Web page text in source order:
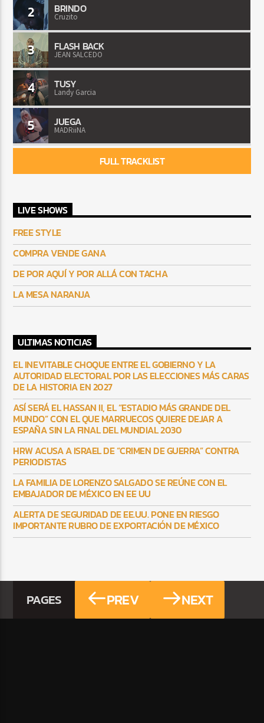
2 BRINDO
Cruzito
3 FLASH BACK
JEAN SALCEDO
4 TUSY
Landy Garcia
5 JUEGA
MADRiiNA
FULL TRACKLIST
LIVE SHOWS
FREE STYLE
COMPRA VENDE GANA
DE POR AQUÍ Y POR ALLÁ CON TACHA
LA MESA NARANJA
ULTIMAS NOTICIAS
EL INEVITABLE CHOQUE ENTRE EL GOBIERNO Y LA
AUTORIDAD ELECTORAL POR LAS ELECCIONES MÁS CARAS
DE LA HISTORIA EN 2027
ASÍ SERÁ EL HASSAN II, EL “ESTADIO MÁS GRANDE DEL
MUNDO” CON EL QUE MARRUECOS QUIERE DEJAR A
ESPAÑA SIN LA FINAL DEL MUNDIAL 2030
HRW ACUSA A ISRAEL DE “CRIMEN DE GUERRA” CONTRA
PERIODISTAS
LA FAMILIA DE LORENZO SALGADO SE REÚNE CON EL
EMBAJADOR DE MÉXICO EN EE UU
ALERTA DE SEGURIDAD DE EE.UU. PONE EN RIESGO
IMPORTANTE RUBRO DE EXPORTACIÓN DE MÉXICO
PAGES PREV NEXT